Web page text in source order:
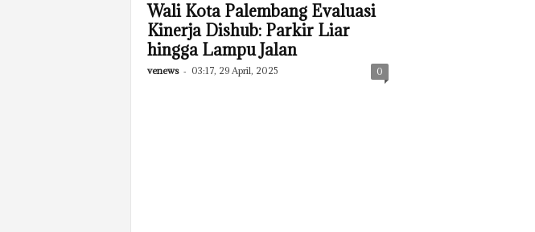
Wali Kota Palembang Evaluasi
Kinerja Dishub: Parkir Liar
hingga Lampu Jalan
venews - 03:17, 29 April, 2025 0